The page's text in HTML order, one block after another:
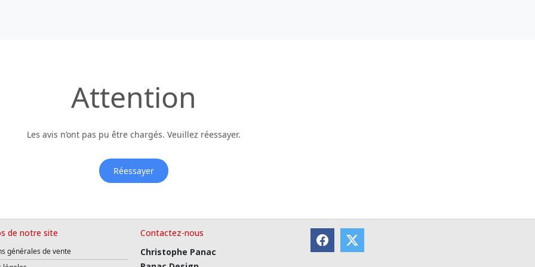
Attention
Les avis n’ont pas pu être chargés. Veuillez réessayer.
Réessayer
de notre site
générales de vente
Contactez-nous
Christophe Panac